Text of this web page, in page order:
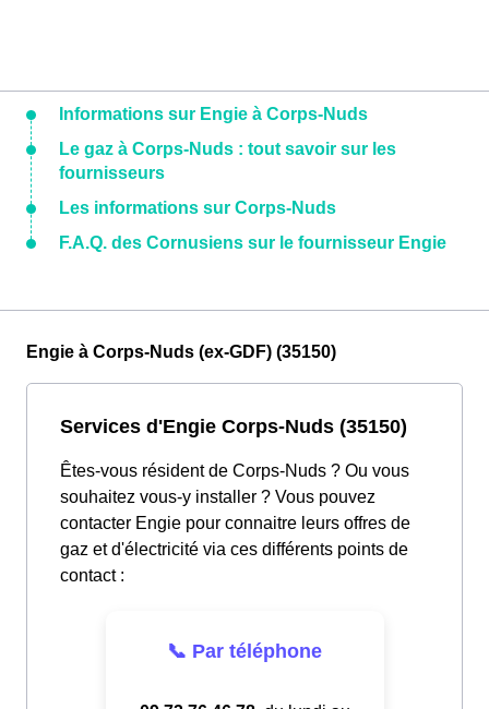
Informations sur Engie à Corps-Nuds
Le gaz à Corps-Nuds : tout savoir sur les
fournisseurs
Les informations sur Corps-Nuds
F.A.Q. des Cornusiens sur le fournisseur Engie
Engie à Corps-Nuds (ex-GDF) (35150)
Services d'Engie Corps-Nuds (35150)
Êtes-vous résident de Corps-Nuds ? Ou vous
souhaitez vous-y installer ? Vous pouvez
contacter Engie pour connaitre leurs offres de
gaz et d'électricité via ces différents points de
contact :
📞 Par téléphone